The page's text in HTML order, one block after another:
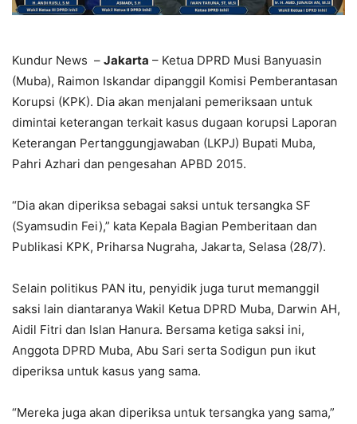
Kundur News – Jakarta – Ketua DPRD Musi Banyuasin
(Muba), Raimon Iskandar dipanggil Komisi Pemberantasan
Korupsi (KPK). Dia akan menjalani pemeriksaan untuk
dimintai keterangan terkait kasus dugaan korupsi Laporan
Keterangan Pertanggungjawaban (LKPJ) Bupati Muba,
Pahri Azhari dan pengesahan APBD 2015.
“Dia akan diperiksa sebagai saksi untuk tersangka SF
(Syamsudin Fei),” kata Kepala Bagian Pemberitaan dan
Publikasi KPK, Priharsa Nugraha, Jakarta, Selasa (28/7).
Selain politikus PAN itu, penyidik juga turut memanggil
saksi lain diantaranya Wakil Ketua DPRD Muba, Darwin AH,
Aidil Fitri dan Islan Hanura. Bersama ketiga saksi ini,
Anggota DPRD Muba, Abu Sari serta Sodigun pun ikut
diperiksa untuk kasus yang sama.
“Mereka juga akan diperiksa untuk tersangka yang sama,”